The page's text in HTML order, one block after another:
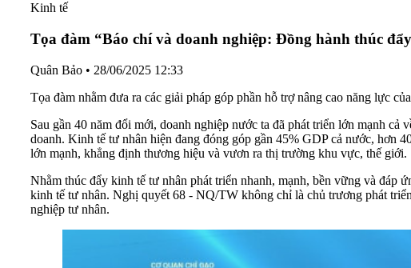
Kinh tế
Tọa đàm “Báo chí và doanh nghiệp: Đồng hành thúc
Quân Bảo • 28/06/2025 12:33
Tọa đàm nhằm đưa ra các giải pháp góp phần hỗ trợ nâng cao năng lực
Sau gần 40 năm đổi mới, doanh nghiệp nước ta đã phát triển lớn mạnh
doanh. Kinh tế tư nhân hiện đang đóng góp gần 45% GDP cả nước, hơn
lớn mạnh, khẳng định thương hiệu và vươn ra thị trường khu vực, thế giới.
Nhằm thúc đẩy kinh tế tư nhân phát triển nhanh, mạnh, bền vững và
kinh tế tư nhân. Nghị quyết 68 - NQ/TW không chỉ là chủ trương phát
nghiệp tư nhân.